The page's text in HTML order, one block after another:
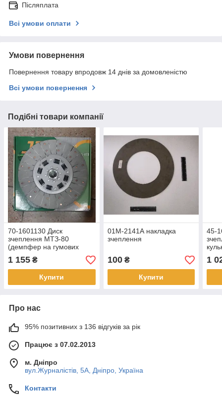
Післяплата
Всі умови оплати
Умови повернення
Повернення товару впродовж 14 днів за домовленістю
Всі умови повернення
Подібні товари компанії
70-1601130 Диск
зчеплення МТЗ-80
(демпфер на гумових
пружинах з азбестовими
накладками)
1 155 ₴
Купити
01М-2141А накладка
зчеплення
100₴
Купити
45-
1
Про нас
95% позитивних з 136 відгуків за рік
Працює з 07.02.2013
м. Дніпро
вул.Журналістів, 5А, Дніпро, Україна
Контакти